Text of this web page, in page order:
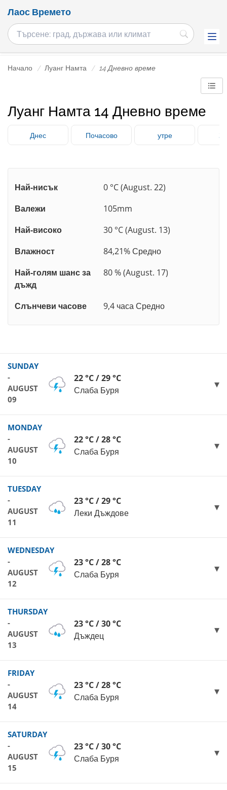
Лаос Времето
Начало Луанг Намта 14 Дневно време
Луанг Намта 14 Дневно време
Днес Почасово утре 3
Най-нисък
0 °C (August. 22)
Валежи
105mm
Най-високо
30 °C (August. 13)
Влажност
84,21% Средно
Най-голям шанс за
дъжд
80 % (August. 17)
Слънчеви часове 9,4 часа Средно
SUNDAY
-
AUGUST
09
22 °C / 29 °C
Слаба Буря
MONDAY
-
AUGUST
10
22 °C / 28 °C
Слаба Буря
TUESDAY
-
AUGUST
11
23 °C / 29 °C
Леки Дъждове
WEDNESDAY
-
AUGUST
12
23 °C / 28 °C
Слаба Буря
THURSDAY
-
AUGUST
13
23 °C / 30 °C
Дъждец
FRIDAY
-
AUGUST
14
23 °C / 28 °C
Слаба Буря
SATURDAY
-
AUGUST
15
23 °C / 30 °C
Слаба Буря